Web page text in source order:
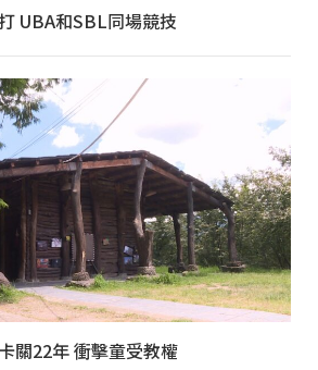
UBA和SBL同場競技
關22年 衝擊童受教權